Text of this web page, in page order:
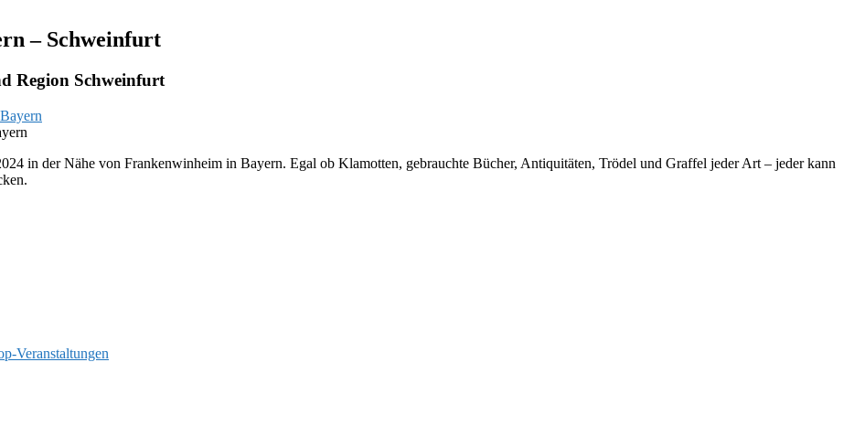
– Schweinfurt
Region Schweinfurt
in der Nähe von Frankenwinheim in Bayern. Egal ob Klamotten, gebrauchte Bücher, Antiquitäten, Trödel und Graffel jeder Art – jeder kann
Veranstaltungen